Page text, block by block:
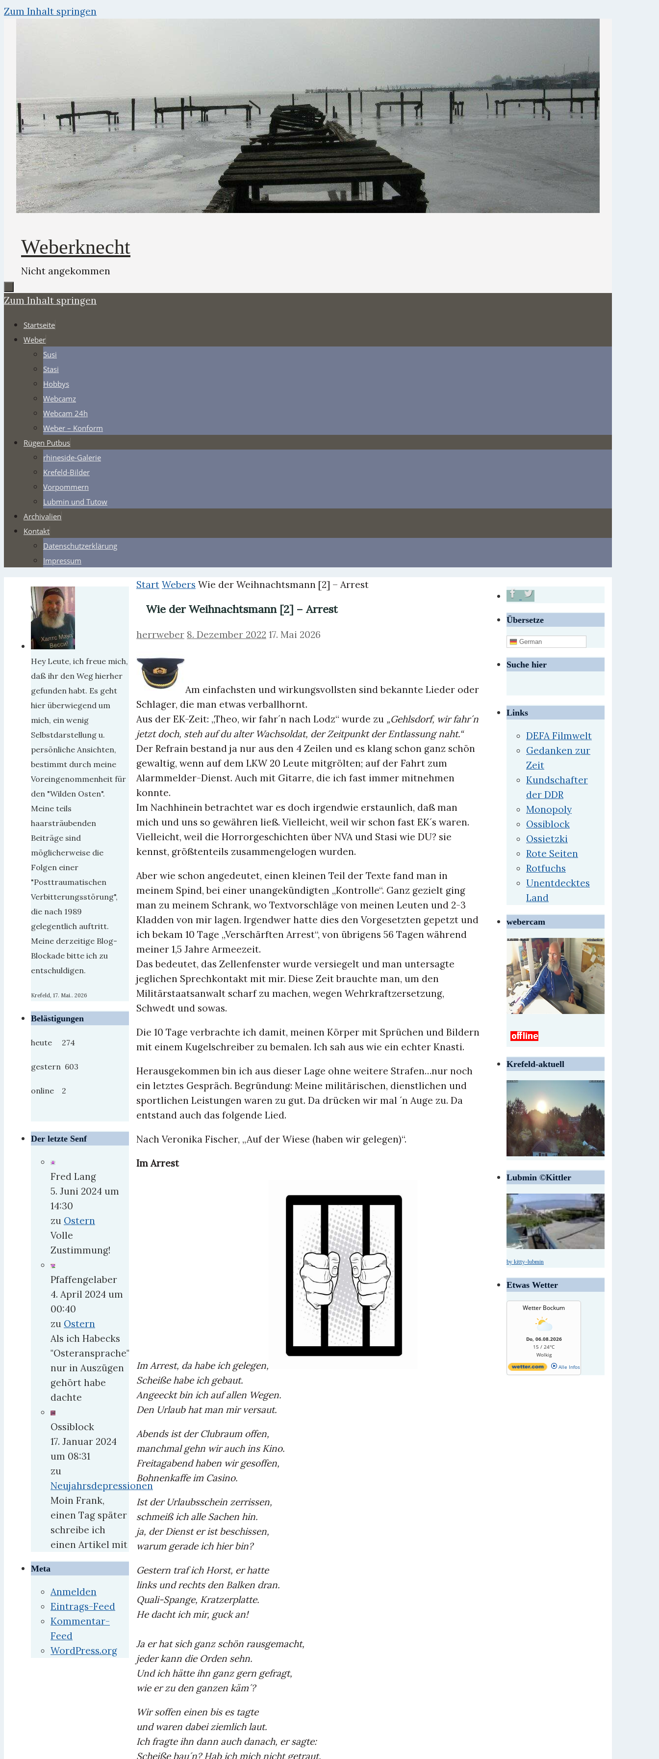
Zum Inhalt springen
Weberknecht
Nicht angekommen
Zum Inhalt springen
Startseite
Weber
Susi
Stasi
Hobbys
Webcamz
Webcam 24h
Weber – Konform
Rügen Putbus
rhineside-Galerie
Krefeld-Bilder
Vorpommern
Lubmin und Tutow
Archivalien
Kontakt
Datenschutzerklärung
Impressum
Start Webers Wie der Weihnachtsmann [2] – Arrest
Wie der Weihnachtsmann [2] – Arrest
herrweber 8. Dezember 2022 17. Mai 2026
Am einfachsten und wirkungsvollsten sind bekannte Lieder oder
Schlager, die man etwas verballhornt.
Aus der EK-Zeit: „Theo, wir fahr´n nach Lodz“ wurde zu „Gehlsdorf, wir fahr´n
jetzt doch, steh auf du alter Wachsoldat, der Zeitpunkt der Entlassung naht.“
Der Refrain bestand ja nur aus den 4 Zeilen und es klang schon ganz schön
gewaltig, wenn auf dem LKW 20 Leute mitgrölten; auf der Fahrt zum
Alarmmelder-Dienst. Auch mit Gitarre, die ich fast immer mitnehmen
konnte.
Im Nachhinein betrachtet war es doch irgendwie erstaunlich, daß man
mich und uns so gewähren ließ. Vielleicht, weil wir schon fast EK´s waren.
Vielleicht, weil die Horrorgeschichten über NVA und Stasi wie DU? sie
kennst, größtenteils zusammengelogen wurden.
Aber wie schon angedeutet, einen kleinen Teil der Texte fand man in
meinem Spind, bei einer unangekündigten „Kontrolle“. Ganz gezielt ging
man zu meinem Schrank, wo Textvorschläge von meinen Leuten und 2-3
Kladden von mir lagen. Irgendwer hatte dies den Vorgesetzten gepetzt und
ich bekam 10 Tage „Verschärften Arrest“, von übrigens 56 Tagen während
meiner 1,5 Jahre Armeezeit.
Das bedeutet, das Zellenfenster wurde versiegelt und man untersagte
jeglichen Sprechkontakt mit mir. Diese Zeit brauchte man, um den
Militärstaatsanwalt scharf zu machen, wegen Wehrkraftzersetzung,
Schwedt und sowas.
Die 10 Tage verbrachte ich damit, meinen Körper mit Sprüchen und Bildern
mit einem Kugelschreiber zu bemalen. Ich sah aus wie ein echter Knasti.
Herausgekommen bin ich aus dieser Lage ohne weitere Strafen…nur noch
ein letztes Gespräch. Begründung: Meine militärischen, dienstlichen und
sportlichen Leistungen waren zu gut. Da drücken wir mal ´n Auge zu. Da
entstand auch das folgende Lied.
Nach Veronika Fischer, „Auf der Wiese (haben wir gelegen)“.
Im Arrest
Im Arrest, da habe ich gelegen,
Scheiße habe ich gebaut.
Angeeckt bin ich auf allen Wegen.
Den Urlaub hat man mir versaut.
Abends ist der Clubraum offen,
manchmal gehn wir auch ins Kino.
Freitagabend haben wir gesoffen,
Bohnenkaffe im Casino.
Ist der Urlaubsschein zerrissen,
schmeiß ich alle Sachen hin.
ja, der Dienst er ist beschissen,
warum gerade ich hier bin?
Gestern traf ich Horst, er hatte
links und rechts den Balken dran.
Quali-Spange, Kratzerplatte.
He dacht ich mir, guck an!
Ja er hat sich ganz schön rausgemacht,
jeder kann die Orden sehn.
Und ich hätte ihn ganz gern gefragt,
wie er zu den ganzen käm´?
Wir soffen einen bis es tagte
und waren dabei ziemlich laut.
Ich fragte ihn dann auch danach, er sagte:
Scheiße bau´n? Hab ich mich nicht getraut.
Hey Leute, ich freue mich,
daß ihr den Weg hierher
gefunden habt. Es geht
hier überwiegend um
mich, ein wenig
Selbstdarstellung u.
persönliche Ansichten,
bestimmt durch meine
Voreingenommenheit für
den "Wilden Osten".
Meine teils
haarsträubenden
Beiträge sind
möglicherweise die
Folgen einer
"Posttraumatischen
Verbitterungsstörung",
die nach 1989
gelegentlich auftritt.
Meine derzeitige Blog-
Blockade bitte ich zu
entschuldigen.
Krefeld, 17. Mai.. 2026
Belästigungen
heute 274
gestern 603
online 2
Der letzte Senf
Fred Lang
5. Juni 2024 um
14:30
zu Ostern
Volle
Zustimmung!
Pfaffengelaber
4. April 2024 um
00:40
zu Ostern
Als ich Habecks
"Osteransprache"
nur in Auszügen
gehört habe
dachte
Ossiblock
17. Januar 2024
um 08:31
zu
Neujahrsdepressionen
Moin Frank,
einen Tag später
schreibe ich
einen Artikel mit
Meta
Anmelden
Eintrags-Feed
Kommentar-
Feed
WordPress.org
Übersetze
German
Suche hier
Links
DEFA Filmwelt
Gedanken zur
Zeit
Kundschafter
der DDR
Monopoly
Ossiblock
Ossietzki
Rote Seiten
Rotfuchs
Unentdecktes
Land
webercam
Krefeld-aktuell
Lubmin ©Kittler
by kitty-lubmin
Etwas Wetter
Wetter Bockum
Do, 06.08.2026
15 / 24°C
Wolkig
Alle Infos